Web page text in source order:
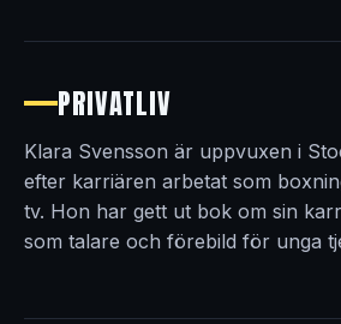
PRIVATLIV
Klara Svensson är uppvuxen i
efter karriären arbetat som
tv. Hon har gett ut bok om sin
som talare och förebild för unga